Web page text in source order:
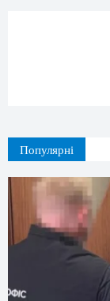
Популярні